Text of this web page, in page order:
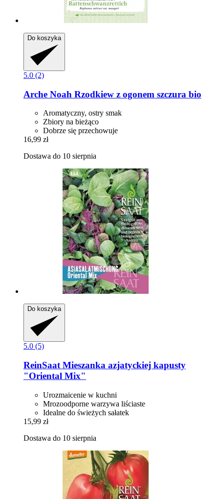
Do koszyka
5.0 (2)
Arche Noah Rzodkiew z ogonem szczura bio
Aromatyczny, ostry smak
Zbiory na bieżąco
Dobrze się przechowuje
16,99 zł
Dostawa do 10 sierpnia
Do koszyka
5.0 (5)
ReinSaat Mieszanka azjatyckiej kapusty
"Oriental Mix"
Urozmaicenie w kuchni
Mrozoodporne warzywa liściaste
Idealne do świeżych sałatek
15,99 zł
Dostawa do 10 sierpnia